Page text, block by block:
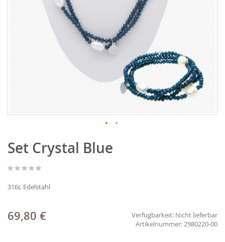
Anfang
der
springen
Set Crystal Blue
316L Edelstahl
69,80 € Verfügbarkeit: Nicht lieferbar
2980220-00